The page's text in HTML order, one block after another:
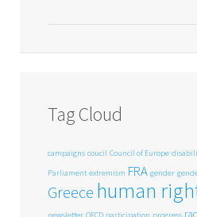
Tag Cloud
campaigns coucil Council of Europe
Parliament extremism FRA gender
Greece human